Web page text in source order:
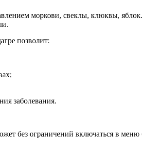
моркови, свеклы, клюквы,
позволит:
заболевания.
без ограничений включаться в